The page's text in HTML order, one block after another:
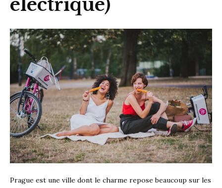
électrique)
Prague est une ville dont le charme repose beaucoup sur les